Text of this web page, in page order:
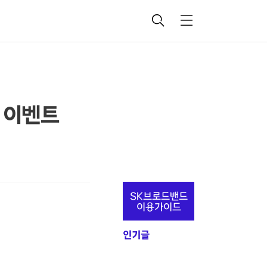
검
메
벤트
추
정
보
SK브로드밴드
이용가이드
인기글